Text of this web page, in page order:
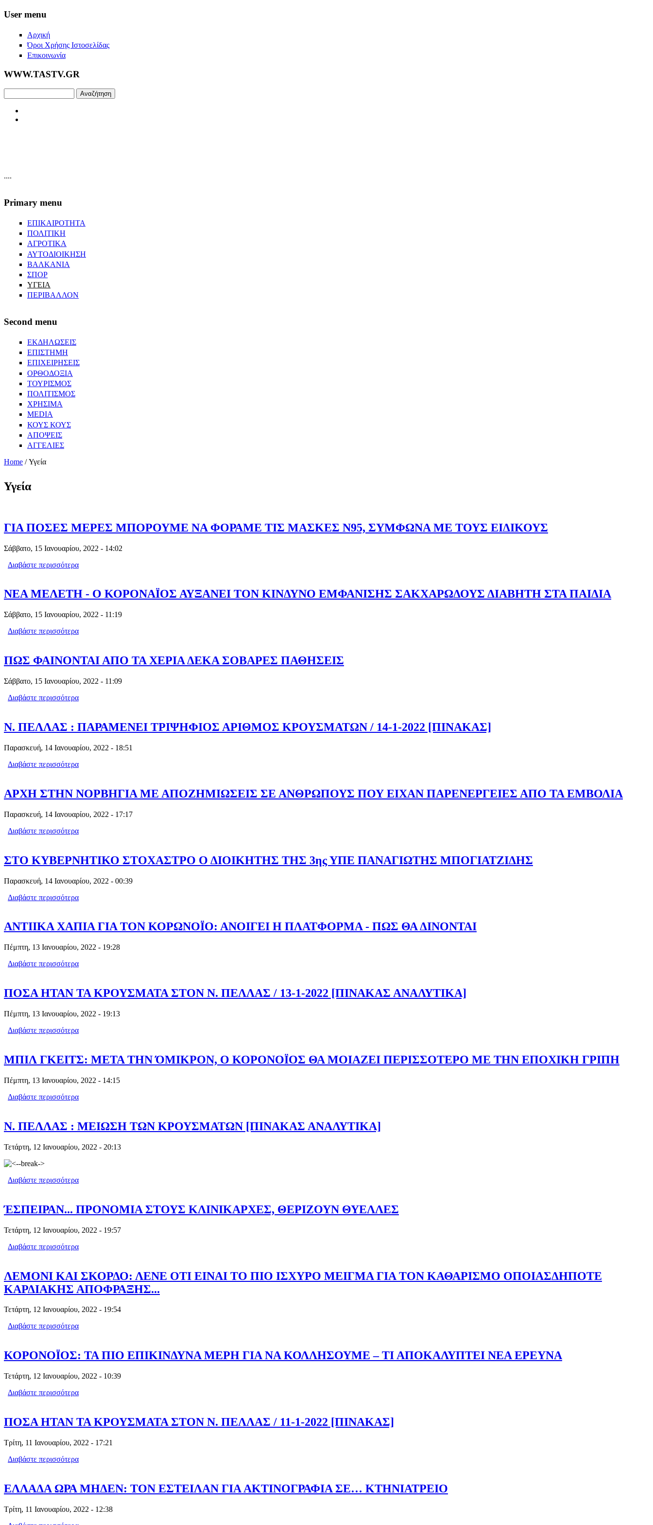
Skip to main content
User menu
Αρχική
Όροι Χρήσης Ιστοσελίδας
Επικοινωνία
WWW.TASTV.GR
....
Primary menu
ΕΠΙΚΑΙΡΟΤΗΤΑ
ΠΟΛΙΤΙΚΗ
ΑΓΡΟΤΙΚΑ
ΑΥΤΟΔΙΟΙΚΗΣΗ
ΒΑΛΚΑΝΙΑ
ΣΠΟΡ
ΥΓΕΙΑ
ΠΕΡΙΒΑΛΛΟΝ
Second menu
ΕΚΔΗΛΩΣΕΙΣ
ΕΠΙΣΤΗΜΗ
ΕΠΙΧΕΙΡΗΣΕΙΣ
ΟΡΘΟΔΟΞΙΑ
ΤΟΥΡΙΣΜΟΣ
ΠΟΛΙΤΙΣΜΟΣ
ΧΡΗΣΙΜΑ
MEDIA
ΚΟΥΣ ΚΟΥΣ
ΑΠΟΨΕΙΣ
ΑΓΓΕΛΙΕΣ
Home / Υγεία
Υγεία
ΓΙΑ ΠΟΣΕΣ ΜΕΡΕΣ ΜΠΟΡΟΥΜΕ ΝΑ ΦΟΡΑΜΕ ΤΙΣ ΜΑΣΚΕΣ N95, ΣΥΜΦΩΝΑ ΜΕ ΤΟΥΣ ΕΙΔΙΚΟΥΣ
Σάββατο, 15 Ιανουαρίου, 2022 - 14:02
Διαβάστε περισσότερα
ΝΕΑ ΜΕΛΕΤΗ - Ο ΚΟΡΟΝΑΪΟΣ ΑΥΞΑΝΕΙ ΤΟΝ ΚΙΝΔΥΝΟ ΕΜΦΑΝΙΣΗΣ ΣΑΚΧΑΡΩΔΟΥΣ ΔΙΑΒΗΤΗ ΣΤΑ ΠΑΙΔΙΑ
Σάββατο, 15 Ιανουαρίου, 2022 - 11:19
Διαβάστε περισσότερα
ΠΩΣ ΦΑΙΝΟΝΤΑΙ ΑΠΟ ΤΑ ΧΕΡΙΑ ΔΕΚΑ ΣΟΒΑΡΕΣ ΠΑΘΗΣΕΙΣ
Σάββατο, 15 Ιανουαρίου, 2022 - 11:09
Διαβάστε περισσότερα
Ν. ΠΕΛΛΑΣ : ΠΑΡΑΜΕΝΕΙ ΤΡΙΨΗΦΙΟΣ ΑΡΙΘΜΟΣ ΚΡΟΥΣΜΑΤΩΝ / 14-1-2022 [ΠΙΝΑΚΑΣ]
Παρασκευή, 14 Ιανουαρίου, 2022 - 18:51
Διαβάστε περισσότερα
ΑΡΧΗ ΣΤΗΝ ΝΟΡΒΗΓΙΑ ΜΕ ΑΠΟΖΗΜΙΩΣΕΙΣ ΣΕ ΑΝΘΡΩΠΟΥΣ ΠΟΥ ΕΙΧΑΝ ΠΑΡΕΝΕΡΓΕΙΕΣ ΑΠΟ ΤΑ ΕΜΒΟΛΙΑ
Παρασκευή, 14 Ιανουαρίου, 2022 - 17:17
Διαβάστε περισσότερα
ΣΤΟ ΚΥΒΕΡΝΗΤΙΚΟ ΣΤΟΧΑΣΤΡΟ Ο ΔΙΟΙΚΗΤΗΣ ΤΗΣ 3ης ΥΠΕ ΠΑΝΑΓΙΩΤΗΣ ΜΠΟΓΙΑΤΖΙΔΗΣ
Παρασκευή, 14 Ιανουαρίου, 2022 - 00:39
Διαβάστε περισσότερα
ΑΝΤΙΙΚΑ ΧΑΠΙΑ ΓΙΑ ΤΟΝ ΚΟΡΩΝΟΪΟ: ΑΝΟΙΓΕΙ Η ΠΛΑΤΦΟΡΜΑ - ΠΩΣ ΘΑ ΔΙΝΟΝΤΑΙ
Πέμπτη, 13 Ιανουαρίου, 2022 - 19:28
Διαβάστε περισσότερα
ΠΟΣΑ ΗΤΑΝ ΤΑ ΚΡΟΥΣΜΑΤΑ ΣΤΟΝ Ν. ΠΕΛΛΑΣ / 13-1-2022 [ΠΙΝΑΚΑΣ ΑΝΑΛΥΤΙΚΑ]
Πέμπτη, 13 Ιανουαρίου, 2022 - 19:13
Διαβάστε περισσότερα
ΜΠΙΛ ΓΚΕΙΤΣ: ΜΕΤΑ ΤΗΝ ΌΜΙΚΡΟΝ, Ο ΚΟΡΟΝΟΪΟΣ ΘΑ ΜΟΙΑΖΕΙ ΠΕΡΙΣΣΟΤΕΡΟ ΜΕ ΤΗΝ ΕΠΟΧΙΚΗ ΓΡΙΠΗ
Πέμπτη, 13 Ιανουαρίου, 2022 - 14:15
Διαβάστε περισσότερα
Ν. ΠΕΛΛΑΣ : ΜΕΙΩΣΗ ΤΩΝ ΚΡΟΥΣΜΑΤΩΝ [ΠΙΝΑΚΑΣ ΑΝΑΛΥΤΙΚΑ]
Τετάρτη, 12 Ιανουαρίου, 2022 - 20:13
Διαβάστε περισσότερα
ΈΣΠΕΙΡΑΝ... ΠΡΟΝΟΜΙΑ ΣΤΟΥΣ ΚΛΙΝΙΚΑΡΧΕΣ, ΘΕΡΙΖΟΥΝ ΘΥΕΛΛΕΣ
Τετάρτη, 12 Ιανουαρίου, 2022 - 19:57
Διαβάστε περισσότερα
ΛΕΜΟΝΙ ΚΑΙ ΣΚΟΡΔΟ: ΛΕΝΕ ΟΤΙ ΕΙΝΑΙ ΤΟ ΠΙΟ ΙΣΧΥΡΟ ΜΕΙΓΜΑ ΓΙΑ ΤΟΝ ΚΑΘΑΡΙΣΜΟ ΟΠΟΙΑΣΔΗΠΟΤΕ
ΚΑΡΔΙΑΚΗΣ ΑΠΟΦΡΑΞΗΣ...
Τετάρτη, 12 Ιανουαρίου, 2022 - 19:54
Διαβάστε περισσότερα
ΚΟΡΟΝΟΪΟΣ: ΤΑ ΠΙΟ ΕΠΙΚΙΝΔΥΝΑ ΜΕΡΗ ΓΙΑ ΝΑ ΚΟΛΛΗΣΟΥΜΕ – ΤΙ ΑΠΟΚΑΛΥΠΤΕΙ ΝΕΑ ΕΡΕΥΝΑ
Τετάρτη, 12 Ιανουαρίου, 2022 - 10:39
Διαβάστε περισσότερα
ΠΟΣΑ ΗΤΑΝ ΤΑ ΚΡΟΥΣΜΑΤΑ ΣΤΟΝ Ν. ΠΕΛΛΑΣ / 11-1-2022 [ΠΙΝΑΚΑΣ]
Τρίτη, 11 Ιανουαρίου, 2022 - 17:21
Διαβάστε περισσότερα
ΕΛΛΑΔΑ ΩΡΑ ΜΗΔΕΝ: ΤΟΝ ΕΣΤΕΙΛΑΝ ΓΙΑ ΑΚΤΙΝΟΓΡΑΦΙΑ ΣΕ… ΚΤΗΝΙΑΤΡΕΙΟ
Τρίτη, 11 Ιανουαρίου, 2022 - 12:38